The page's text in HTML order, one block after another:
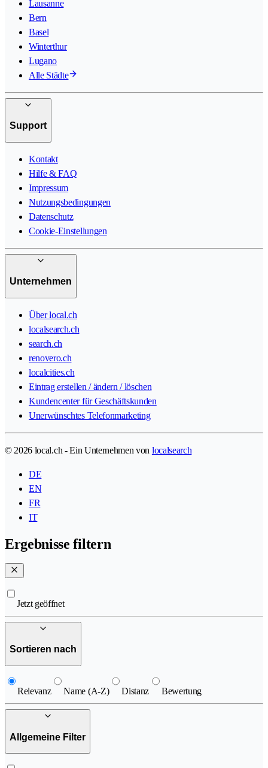
Lausanne
Bern
Basel
Winterthur
Lugano
Alle Städte
Support
Kontakt
Hilfe & FAQ
Impressum
Nutzungsbedingungen
Datenschutz
Cookie-Einstellungen
Unternehmen
Über local.ch
localsearch.ch
search.ch
renovero.ch
localcities.ch
Eintrag erstellen / ändern / löschen
Kundencenter für Geschäftskunden
Unerwünschtes Telefonmarketing
© 2026 local.ch - Ein Unternehmen von localsearch
DE
EN
FR
IT
Ergebnisse filtern
Jetzt geöffnet
Sortieren nach
Relevanz Name (A-Z) Distanz Bewertung
Allgemeine Filter